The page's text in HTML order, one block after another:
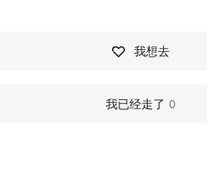
我想去
我已经走了 0